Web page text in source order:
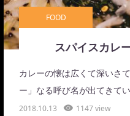
FOOD
スパイスカレ
カレーの懐は広くて深いさ
ー」なる呼び名が出てきて
2018.10.13 1147 view